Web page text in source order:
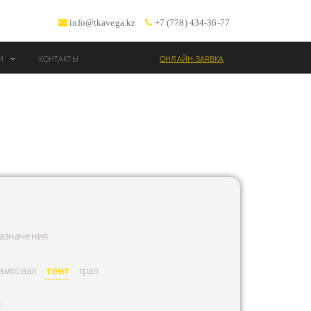
info@tkavega.kz +7 (778) 434-36-77
КОНТАКТЫ ОНЛАЙН-ЗАЯВКА
тент трал